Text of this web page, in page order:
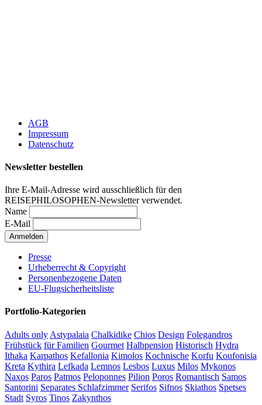
AGB
Impressum
Datenschutz
Newsletter bestellen
Ihre E-Mail-Adresse wird ausschließlich für den
REISEPHILOSOPHEN-Newsletter verwendet.
Name
E-Mail
Presse
Urheberrecht & Copyright
Personenbezogene Daten
EU-Flugsicherheitsliste
Portfolio-Kategorien
Adults only Astypalaia Chalkidike Chios Design Folegandros
Frühstück für Familien Gourmet Halbpension Historisch Hydra
Ithaka Karpathos Kefallonia Kimolos Kochnische Korfu Koufonisia
Kreta Kythira Lefkada Lemnos Lesbos Luxus Milos Mykonos
Naxos Paros Patmos Peloponnes Pilion Poros Romantisch Samos
Santorini Separates Schlafzimmer Serifos Sifnos Skiathos Spetses
Stadt Syros Tinos Zakynthos